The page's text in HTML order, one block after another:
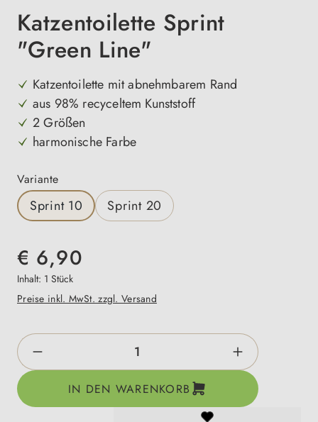
Katzentoilette Sprint
"Green Line"
Katzentoilette mit abnehmbarem Rand
aus 98% recyceltem Kunststoff
2 Größen
harmonische Farbe
Variante
Sprint 10 Sprint 20
€ 6,90
Inhalt: 1 Stück
Preise inkl. MwSt. zzgl. Versand
Produkt Anzahl: Gib den gewünschten
IN DEN WARENKORB